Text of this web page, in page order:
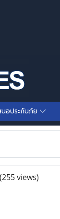
นอประกันภัย
(255 views)